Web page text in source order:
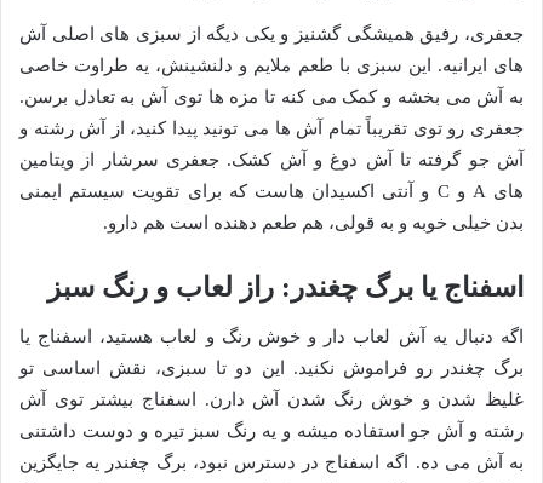
جعفری، رفیق همیشگی گشنیز و یکی دیگه از سبزی های اصلی آش
های ایرانیه. این سبزی با طعم ملایم و دلنشینش، یه طراوت خاصی
به آش می بخشه و کمک می کنه تا مزه ها توی آش به تعادل برسن.
جعفری رو توی تقریباً تمام آش ها می تونید پیدا کنید، از آش رشته و
آش جو گرفته تا آش دوغ و آش کشک. جعفری سرشار از ویتامین
های A و C و آنتی اکسیدان هاست که برای تقویت سیستم ایمنی
بدن خیلی خوبه و به قولی، هم طعم دهنده است هم دارو.
اسفناج یا برگ چغندر: راز لعاب و رنگ سبز
اگه دنبال یه آش لعاب دار و خوش رنگ و لعاب هستید، اسفناج یا
برگ چغندر رو فراموش نکنید. این دو تا سبزی، نقش اساسی تو
غلیظ شدن و خوش رنگ شدن آش دارن. اسفناج بیشتر توی آش
رشته و آش جو استفاده میشه و یه رنگ سبز تیره و دوست داشتنی
به آش می ده. اگه اسفناج در دسترس نبود، برگ چغندر یه جایگزین